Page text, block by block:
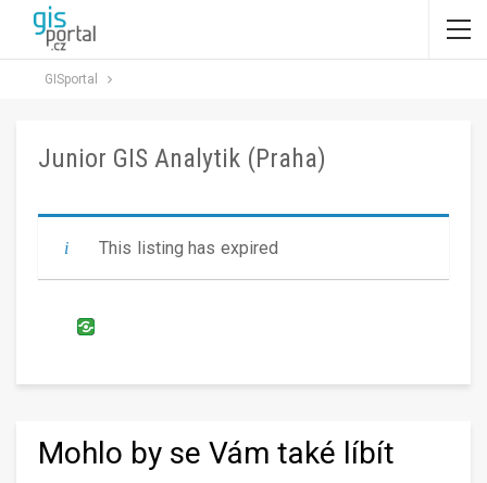
GISportal
Junior GIS Analytik (Praha)
This listing has expired
Mohlo by se Vám také líbít